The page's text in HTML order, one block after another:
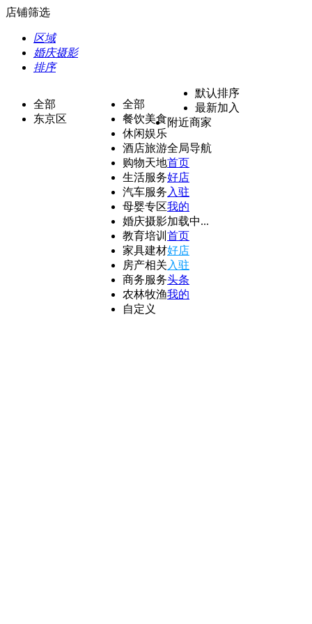
店铺筛选
区域
婚庆摄影
排序
全部
东京区
全部
餐饮美食
休闲娱乐
酒店旅游
购物天地
生活服务
汽车服务
母婴专区
婚庆摄影
教育培训
家具建材
房产相关
商务服务
农林牧渔
自定义
默认排序
最新加入
附近商家
全局导航
首页
好店
入驻
我的
加载中...
首页
好店
入驻
头条
我的